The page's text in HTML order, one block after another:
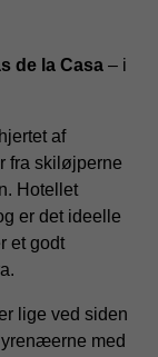
de la Casa – i
af
fra skiløjperne
Hotellet
er det ideelle
et godt
lige ved siden
med